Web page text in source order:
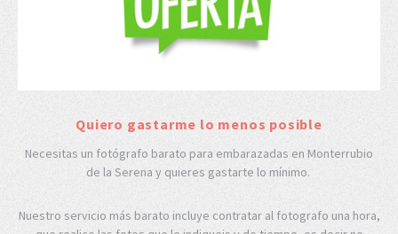
Quiero gastarme lo menos posible
Necesitas un fotógrafo barato para embarazadas en Monterrubio
de la Serena y quieres gastarte lo mínimo.
Nuestro servicio más barato incluye contratar al fotografo una hora,